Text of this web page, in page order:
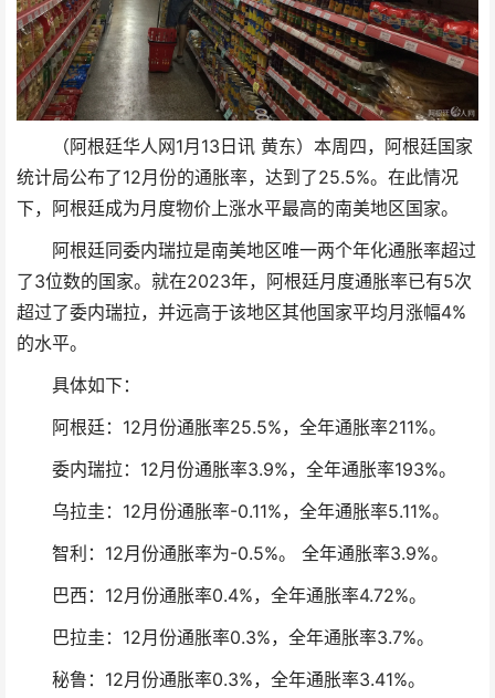
（阿根廷华人网1月13日讯 黄东）本周四，阿根廷国家
统计局公布了12月份的通胀率，达到了25.5%。在此情况
下，阿根廷成为月度物价上涨水平最高的南美地区国家。
阿根廷同委内瑞拉是南美地区唯一两个年化通胀率超过
了3位数的国家。就在2023年，阿根廷月度通胀率已有5次
超过了委内瑞拉，并远高于该地区其他国家平均月涨幅4%
的水平。
具体如下：
阿根廷：12月份通胀率25.5%，全年通胀率211%。
委内瑞拉：12月份通胀率3.9%，全年通胀率193%。
乌拉圭：12月份通胀率-0.11%，全年通胀率5.11%。
智利：12月份通胀率为-0.5%。 全年通胀率3.9%。
巴西：12月份通胀率0.4%，全年通胀率4.72%。
巴拉圭：12月份通胀率0.3%，全年通胀率3.7%。
秘鲁：12月份通胀率0.3%，全年通胀率3.41%。